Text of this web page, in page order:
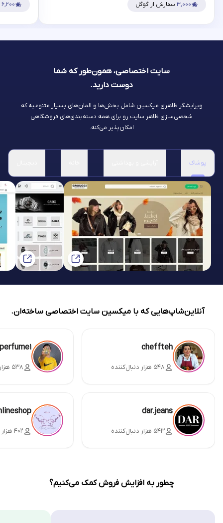
۳,۰۰۰ سفارش از گوگل ۶,۲۰۰
سایت اختصاصی، همون‌طور که شما
دوست دارید.
ویرایشگر ظاهری میکسین شامل بخش‌ها و المان‌های بسیار متنوعیه که
شخصی‌سازی ظاهر سایت رو برای همه دسته‌بندی‌های فروشگاهی
امکان‌پذیر می‌کنه.
پوشاک
آنلاین‌شاپ‌هایی که با میکسین سایت اختصاصی ساخته‌ان.
cheffteh
۵۴۸ هزار دنبال‌کننده ۵۳۸ هزار دنبال‌کننده
dar.jeans
۵۴۳ هزار دنبال‌کننده ۴۰۲ هزار دنبال‌کننده
چطور به افزایش فروش کمک می‌کنیم؟